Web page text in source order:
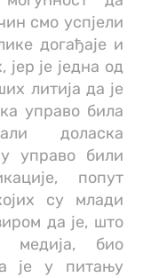
смо успјели
догађаје и
је једна од
литија да је
управо била
доласка
управо били
попут
су млади
да је, што
медија, био
је у питању